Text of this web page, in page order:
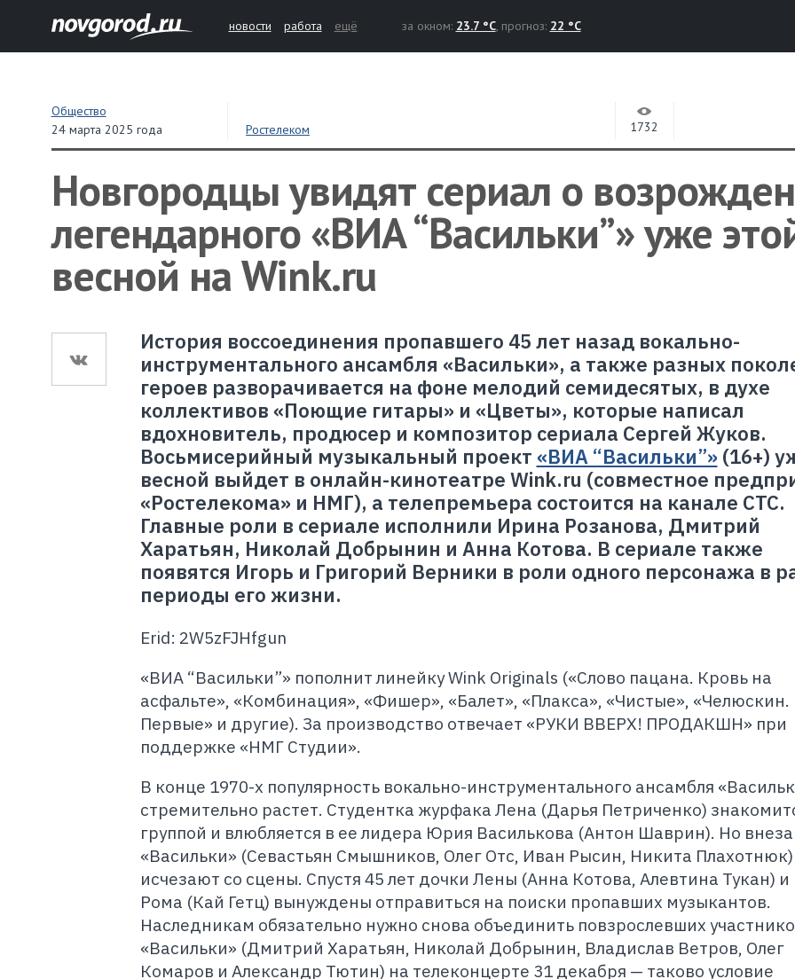
новости работа ещё за окном: 23.7 °C, прогноз: 22 °C
Общество
24 марта 2025 года
Ростелеком 1732
Новгородцы увидят сериал о
легендарного «ВИА “Васильки”» уже
весной на Wink.ru
История воссоединения пропавшего 45 лет назад вокально-
инструментального ансамбля «Васильки», а также разных
героев разворачивается на фоне мелодий семидесятых, в духе
коллективов «Поющие гитары» и «Цветы», которые написал
вдохновитель, продюсер и композитор сериала Сергей Жуков.
Восьмисерийный музыкальный проект «ВИА “Васильки”» (16+)
весной выйдет в онлайн-кинотеатре Wink.ru (совместное
«Ростелекома» и НМГ), а телепремьера состоится на канале СТС.
Главные роли в сериале исполнили Ирина Розанова, Дмитрий
Харатьян, Николай Добрынин и Анна Котова. В сериале также
появятся Игорь и Григорий Верники в роли одного персонажа в
периоды его жизни.
Erid: 2W5zFJHfgun
«ВИА “Васильки”» пополнит линейку Wink Originals («‎Слово пацана. Кровь на
асфальте»‎, «Комбинация»‎, «Фишер», «Балет», «Плакса», «Чистые», «Челюскин.
Первые» и другие). За производство отвечает «РУКИ ВВЕРХ! ПРОДАКШН» при
поддержке «НМГ Студии».
В конце 1970-х популярность вокально-инструментального ансамбля
стремительно растет. Студентка журфака Лена (Дарья Петриченко)
группой и влюбляется в ее лидера Юрия Василькова (Антон Шаврин). Но
«Васильки» (Севастьян Смышников, Олег Отс, Иван Рысин, Никита Плахотнюк)
исчезают со сцены. Спустя 45 лет дочки Лены (Анна Котова, Алевтина Тукан) и
Рома (Кай Гетц) вынуждены отправиться на поиски пропавших музыкантов.
Наследникам обязательно нужно снова объединить повзрослевших
«Васильки» (Дмитрий Харатьян, Николай Добрынин, Владислав Ветров, Олег
Комаров и Александр Тютин) на телеконцерте 31 декабря — таково условие